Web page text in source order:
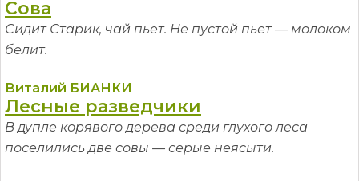
Сова
Сидит Старик, чай пьет. Не пустой пьет — молоком
белит.
Виталий БИАНКИ
Лесные разведчики
В дупле корявого дерева среди глухого леса
поселились две совы — серые неясыти.